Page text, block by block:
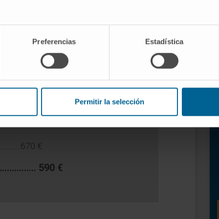
Preferencias Estadística
Permitir la selección
de precisão mais avançadas
Opinião?
670 €
590 €